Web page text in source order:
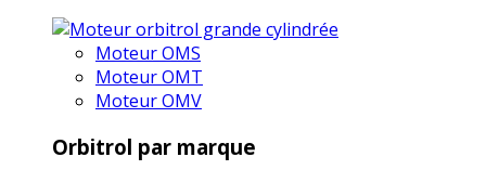
Moteur OMS
Moteur OMT
Moteur OMV
Orbitrol par marque